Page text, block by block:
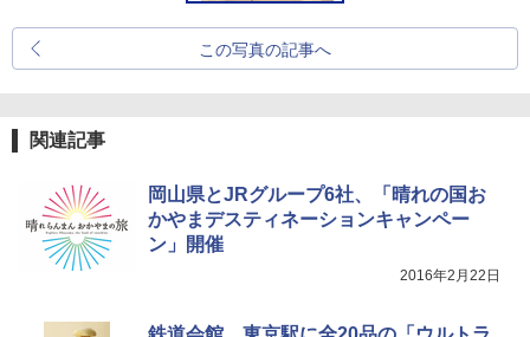
この写真の記事へ
関連記事
岡山県とJRグループ6社、「晴れの国お
かやまデスティネーションキャンペー
ン」開催
2016年2月22日